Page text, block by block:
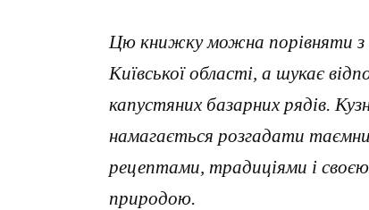
Цю книжку можна порівняти з
Київської області, а шукає
капустяних базарних рядів.
намагається розгадати
рецептами, традиціями і
природою.